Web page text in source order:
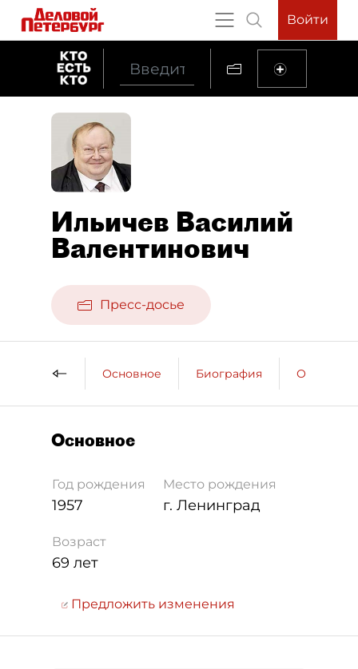
Войти
Ильичев Василий
Валентинович
Пресс-досье
Основное Биография
Основное
Год рождения
1957
Место рождения
г. Ленинград
Возраст
69 лет
Предложить изменения